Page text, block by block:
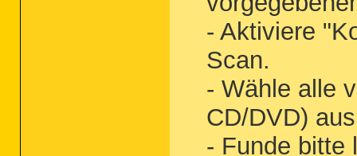
- Aktiviere
Scan.
- Wähle alle
CD/DVD)
- Funde bitte